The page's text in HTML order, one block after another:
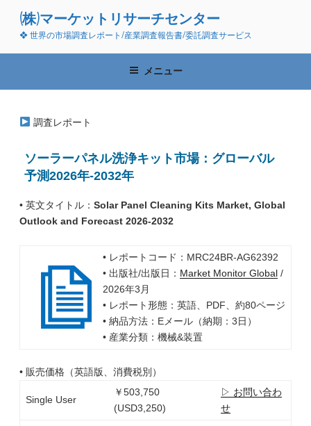
ン
(株)マーケットリサーチセンター
❖ 世界の市場調査レポート/産業調査報告書/委託調査サービス
メニュー
調査レポート
ソーラーパネル洗浄キット市場：グローバル
予測2026年-2032年
• 英文タイトル： Solar Panel Cleaning Kits Market, Global
Outlook and Forecast 2026-2032
• レポートコード：MRC24BR-AG62392
• 出版社/出版日： Market Monitor Global/
2026年3月
• レポート形態：英語、PDF、約80ページ
• 納品方法：Eメール（納期：3日）
• 産業分類：機械&装置
• 販売価格（英語版、消費税別）
Single User
￥503,750
(USD3,250)
▷ お問い合わ
せ